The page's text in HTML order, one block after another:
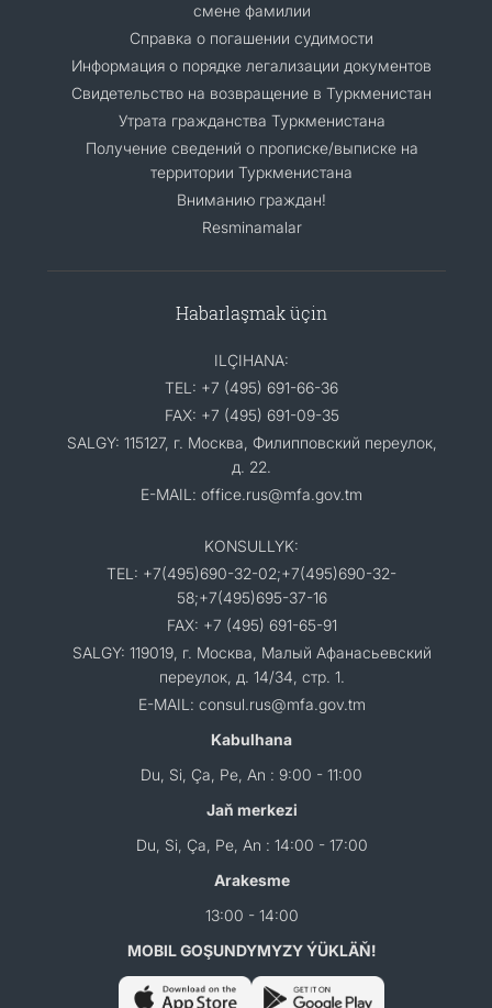
смене фамилии
Справка о погашении судимости
Информация о порядке легализации документов
Cвидетельство на возвращение в Туркменистан
Утрата гражданства Туркменистана
Получение сведений о прописке/выписке на
территории Туркменистана
Вниманию граждан!
Resminamalar
Habarlaşmak üçin
ILÇIHANA:
TEL: +7 (495) 691-66-36
FAX: +7 (495) 691-09-35
SALGY: 115127, г. Москва, Филипповский переулок,
д. 22.
E-MAIL: office.rus@mfa.gov.tm
KONSULLYK:
TEL: +7(495)690-32-02;+7(495)690-32-
58;+7(495)695-37-16
FAX: +7 (495) 691-65-91
SALGY: 119019, г. Москва, Малый Афанасьевский
переулок, д. 14/34, стр. 1.
E-MAIL: consul.rus@mfa.gov.tm
Kabulhana
Du, Si, Ça, Pe, An : 9:00 - 11:00
Jaň merkezi
Du, Si, Ça, Pe, An : 14:00 - 17:00
Arakesme
13:00 - 14:00
MOBIL GOŞUNDYMYZY ÝÜKLÄŇ!